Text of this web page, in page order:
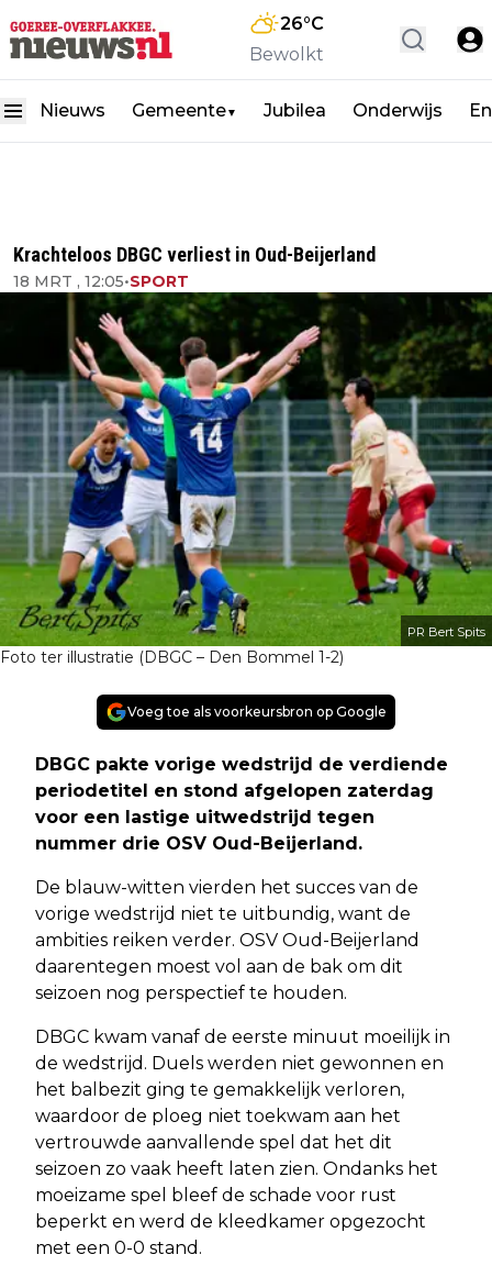
26°C
Bewolkt
Nieuws Gemeente▼ Jubilea Onderwijs
Krachteloos DBGC verliest in Oud-Beijerland
18 MRT , 12:05•SPORT
PR Bert Spits
Foto ter illustratie (DBGC – Den Bommel 1-2)
Voeg toe als voorkeursbron op Google
DBGC pakte vorige wedstrijd de verdiende
periodetitel en stond afgelopen zaterdag
voor een lastige uitwedstrijd tegen
nummer drie OSV Oud-Beijerland.
De blauw-witten vierden het succes van de
vorige wedstrijd niet te uitbundig, want de
ambities reiken verder. OSV Oud-Beijerland
daarentegen moest vol aan de bak om dit
seizoen nog perspectief te houden.
DBGC kwam vanaf de eerste minuut moeilijk in
de wedstrijd. Duels werden niet gewonnen en
het balbezit ging te gemakkelijk verloren,
waardoor de ploeg niet toekwam aan het
vertrouwde aanvallende spel dat het dit
seizoen zo vaak heeft laten zien. Ondanks het
moeizame spel bleef de schade voor rust
beperkt en werd de kleedkamer opgezocht
met een 0-0 stand.